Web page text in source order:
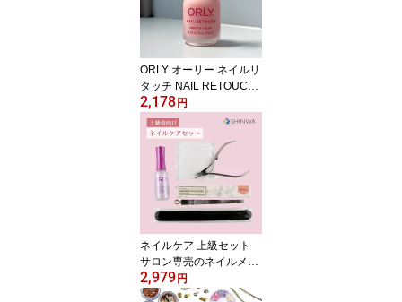
ORLY オーリー ネイルリ
タッチ NAIL RETOUCH
18ml ｜ ネイルケア トリ
ートメント マット仕上げ
爪補正 凹凸カバー ナチ
ュラルネイル セルフネイ
ルにおすすめ ORLY JAP
AN 直営店
2,178円
ネイルケア 上級セット
サロン専売のネイルメー
カー が作る 美爪を目指
すセット 【 お得な定価
2,979円